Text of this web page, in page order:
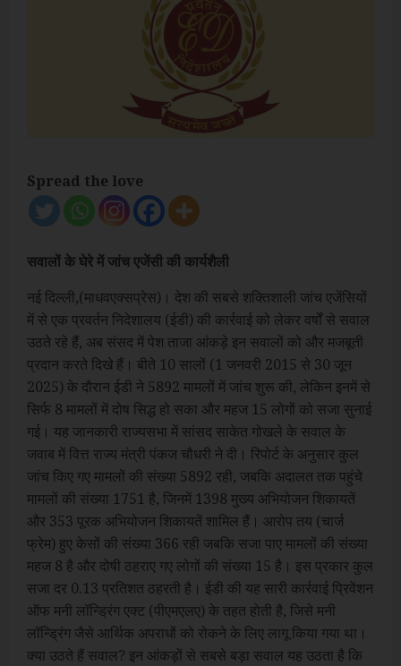
Spread the love
सवालों के घेरे में जांच एजेंसी की कार्यशैली
नई दिल्ली,(माधवएक्सप्रेस)। देश की सबसे शक्तिशाली जांच एजेंसियों
में से एक प्रवर्तन निदेशालय (ईडी) की कार्रवाई को लेकर वर्षों से सवाल
उठते रहे हैं, अब संसद में पेश ताजा आंकड़े इन सवालों को और मजबूती
प्रदान करते दिखे हैं। बीते 10 सालों (1 जनवरी 2015 से 30 जून
2025) के दौरान ईडी ने 5892 मामलों में जांच शुरू की, लेकिन इनमें से
सिर्फ 8 मामलों में दोष सिद्ध हो सका और महज 15 लोगों को सजा सुनाई
गई। यह जानकारी राज्यसभा में सांसद साकेत गोखले के सवाल के
जवाब में वित्त राज्य मंत्री पंकज चौधरी ने दी। रिपोर्ट के अनुसार कुल
जांच किए गए मामलों की संख्या 5892 रही, जबकि अदालत तक पहुंचे
मामलों की संख्या 1751 है, जिनमें 1398 मुख्य अभियोजन शिकायतें
और 353 पूरक अभियोजन शिकायतें शामिल हैं। आरोप तय (चार्ज
फ्रेम) हुए केसों की संख्या 366 रही जबकि सजा पाए मामलों की संख्या
महज 8 है और दोषी ठहराए गए लोगों की संख्या 15 है। इस प्रकार कुल
सजा दर 0.13 प्रतिशत ठहरती है। ईडी की यह सारी कार्रवाई प्रिवेंशन
ऑफ मनी लॉन्ड्रिंग एक्ट (पीएमएलए) के तहत होती है, जिसे मनी
लॉन्ड्रिंग जैसे आर्थिक अपराधों को रोकने के लिए लागू किया गया था।
क्या उठते हैं सवाल? इन आंकड़ों से सबसे बड़ा सवाल यह उठता है कि